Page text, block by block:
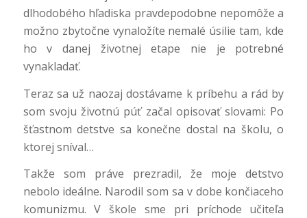
dlhodobého hľadiska pravdepodobne nepomôže a
možno zbytočne vynaložíte nemalé úsilie tam, kde
ho v danej životnej etape nie je potrebné
vynakladať.
Teraz sa už naozaj dostávame k príbehu a rád by
som svoju životnú púť začal opisovať slovami: Po
šťastnom detstve sa konečne dostal na školu, o
ktorej sníval…
Takže som práve prezradil, že moje detstvo
nebolo ideálne. Narodil som sa v dobe končiaceho
komunizmu. V škole sme pri príchode učiteľa